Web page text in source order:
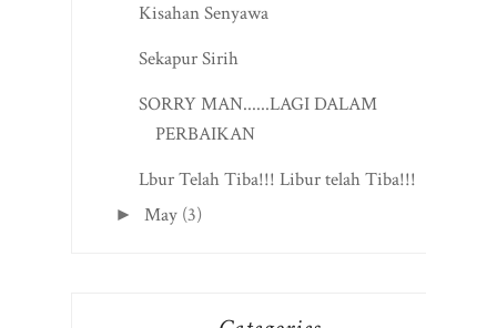
Kisahan Senyawa
Sekapur Sirih
SORRY MAN......LAGI DALAM
PERBAIKAN
Lbur Telah Tiba!!! Libur telah Tiba!!!
►May (3)